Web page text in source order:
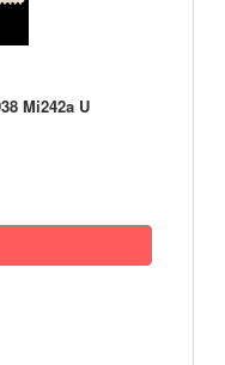
Mi242a U